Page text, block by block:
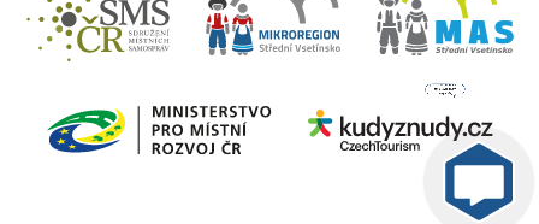
Jsem umělá inteligence a
tenhle web znám